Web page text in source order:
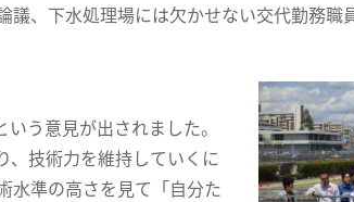
、下水処理場には欠かせない交代勤務職
う意見が出されました。
、技術力を維持していくに
水準の高さを見て「自分た